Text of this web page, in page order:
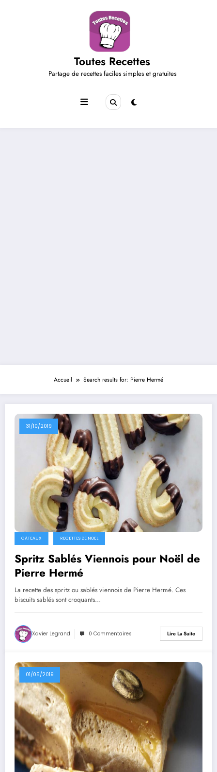
Toutes Recettes
Partage de recettes faciles simples et gratuites
Accueil Search results for: Pierre Hermé
31/10/2019
GÂTEAUX RECETTES DE NOEL
Spritz Sablés Viennois pour Noël de
Pierre Hermé
La recette des spritz ou sablés viennois de Pierre Hermé. Ces
biscuits sablés sont croquants…
Xavier Legrand 0 Commentaires Lire La Suite
01/05/2019